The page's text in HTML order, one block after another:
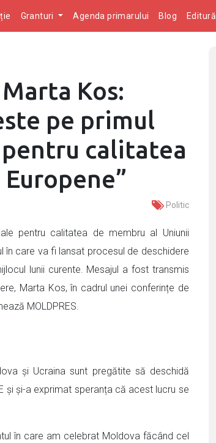
Granturi Agenda primarului Blog Editură
Kos:
pe primul
calitatea
Politic
pentru calitatea de membru al Uniunii
în care va fi lansat procesul de deschidere
lunii curente. Mesajul a fost transmis
Marta Kos, în cadrul unei conferințe de
MOLDPRES.
și Ucraina sunt pregătite să deschidă
și și-a exprimat speranța că acest lucru se
în care am celebrat Moldova făcând cel